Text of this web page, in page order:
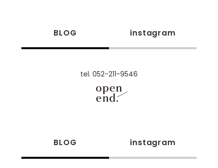
BLOG instagram
tel. 052-211-9546
BLOG instagram